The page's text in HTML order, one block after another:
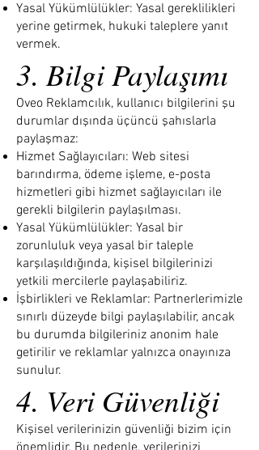
Yasal Yükümlülükler: Yasal gereklilikleri
yerine getirmek, hukuki taleplere yanıt
vermek.
3. Bilgi Paylaşımı
Oveo Reklamcılık, kullanıcı bilgilerini şu
durumlar dışında üçüncü şahıslarla
paylaşmaz:
Hizmet Sağlayıcıları: Web sitesi
barındırma, ödeme işleme, e-posta
hizmetleri gibi hizmet sağlayıcıları ile
gerekli bilgilerin paylaşılması.
Yasal Yükümlülükler: Yasal bir
zorunluluk veya yasal bir taleple
karşılaşıldığında, kişisel bilgilerinizi
yetkili mercilerle paylaşabiliriz.
İşbirlikleri ve Reklamlar: Partnerlerimizle
sınırlı düzeyde bilgi paylaşılabilir, ancak
bu durumda bilgileriniz anonim hale
getirilir ve reklamlar yalnızca onayınıza
sunulur.
4. Veri Güvenliği
Kişisel verilerinizin güvenliği bizim için